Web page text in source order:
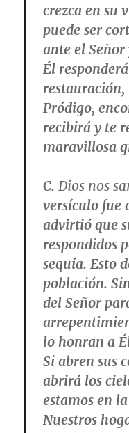
crezca en su
puede ser
ante el Señor
Él
restauración,
Pródigo,
recibirá y te
maravillosa
C. Dios nos
versículo fue
advirtió que
respondidos
sequía. Esto
población.
del Señor
lo honran a
Si abren sus
abrirá los
estamos en
Nuestros